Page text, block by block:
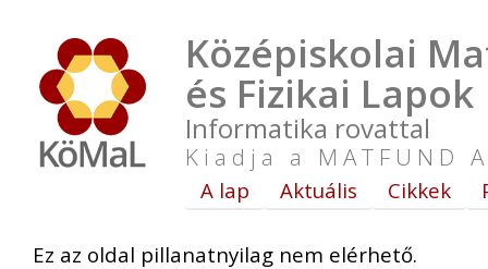
Középiskolai
és Fizikai Lapok
Informatika rovattal
Kiadja a MATFUND
A lap Aktuális Cikkek
Ez az oldal pillanatnyilag nem elérhető.